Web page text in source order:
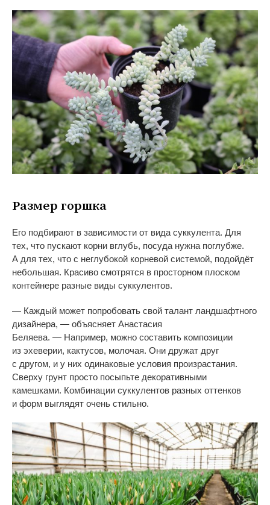
Размер горшка
Его подбирают в зависимости от вида суккулента. Для
тех, что пускают корни вглубь, посуда нужна поглубже.
А для тех, что с неглубокой корневой системой, подойдёт
небольшая. Красиво смотрятся в просторном плоском
контейнере разные виды суккулентов.
— Каждый может попробовать свой талант ландшафтного
дизайнера, — объясняет Анастасия
Беляева. — Например, можно составить композиции
из эхеверии, кактусов, молочая. Они дружат друг
с другом, и у них одинаковые условия произрастания.
Сверху грунт просто посыпьте декоративными
камешками. Комбинации суккулентов разных оттенков
и форм выглядят очень стильно.